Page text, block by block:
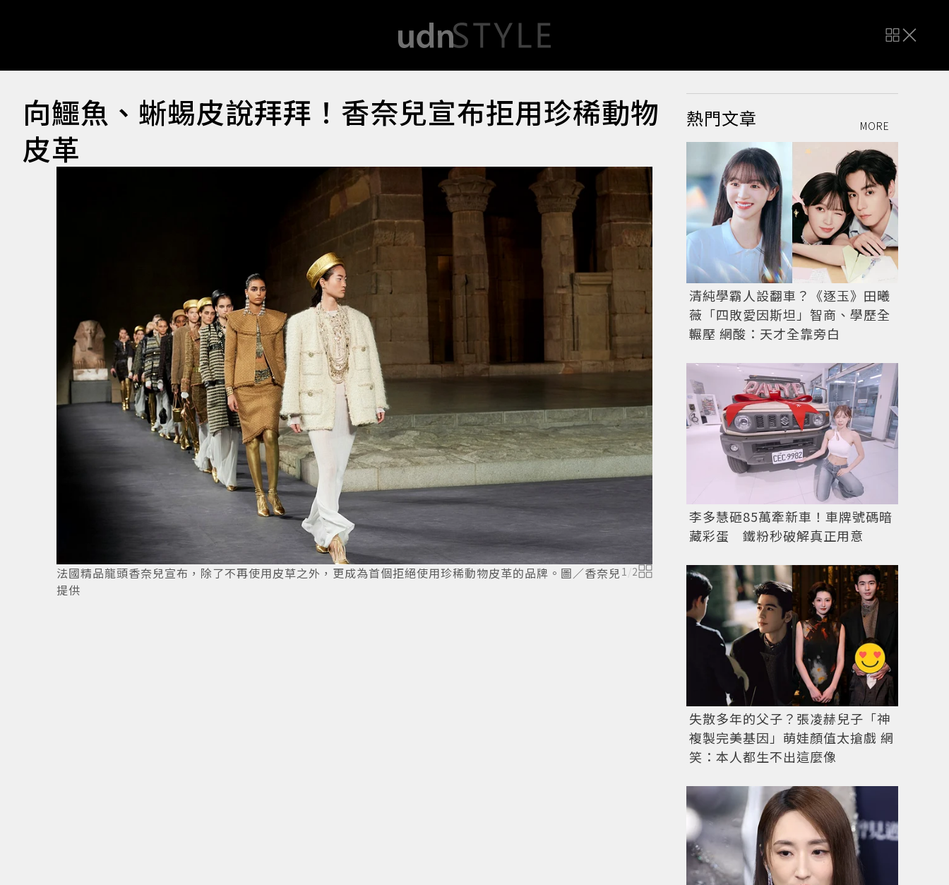
向鱷魚、蜥蜴皮說拜拜！香奈兒宣布拒用珍稀動物
皮革
法國精品龍頭香奈兒宣布，除了不再使用皮草之外，更成為首個拒絕使用珍稀動物皮革的品牌。圖／香奈兒
提供
1 /2
目前香奈兒已經拿掉官網上所有使用蟒蛇、蜥蜴、鬼
Pinterest
熱門文章 MORE
清純學霸人設翻車？《逐玉》田曦
薇「四敗愛因斯坦」智商、學歷全
輾壓 網酸：天才全靠旁白
李多慧砸85萬牽新車！車牌號碼暗
藏彩蛋 鐵粉秒破解真正用意
失散多年的父子？張凌赫兒子「神
複製完美基因」萌娃顏值太搶戲 網
笑：本人都生不出這麼像